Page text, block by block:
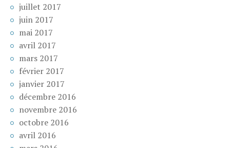
juillet 2017
juin 2017
mai 2017
avril 2017
mars 2017
février 2017
janvier 2017
décembre 2016
novembre 2016
octobre 2016
avril 2016